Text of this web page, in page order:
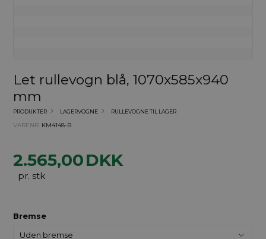
Let rullevogn blå, 1070x585x940
mm
PRODUKTER LAGERVOGNE RULLEVOGNE TIL LAGER
VARENR. KM4148-B
2.565,00DKK
pr. stk
Bremse